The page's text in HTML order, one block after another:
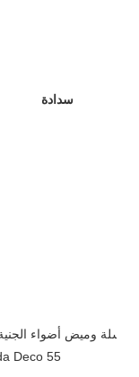
سدادة